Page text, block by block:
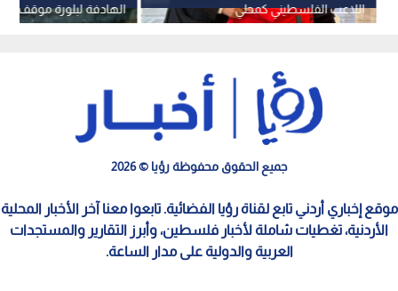
الهادفة لبلورة موقف
يوقف انتهاكات الاحتلال
اللاعب الفلسطيني كمحلي
جميع الحقوق محفوظة رؤيا © 2026
موقع إخباري أردني تابع لقناة رؤيا الفضائية. تابعوا معنا آخر الأخبار المحلية
الأردنية، تغطيات شاملة لأخبار فلسطين، وأبرز التقارير والمستجدات
العربية والدولية على مدار الساعة.